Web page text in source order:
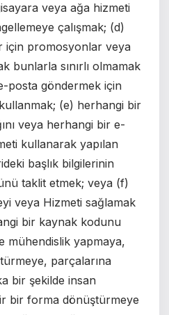
veya ağa hizmeti
çalışmak; (d)
için promosyonlar veya
bunlarla sınırlı olmamak
posta göndermek için
(e) herhangi bir
veya herhangi bir e-
kullanarak yapılan
başlık bilgilerinin
taklit etmek; veya (f)
veya Hizmeti sağlamak
bir kaynak kodunu
mühendislik yapmaya,
parçalarına
bir şekilde insan
bir forma dönüştürmeye